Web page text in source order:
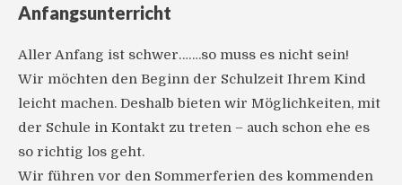
Anfangsunterricht
Aller Anfang ist schwer…….so muss es nicht sein!
Wir möchten den Beginn der Schulzeit Ihrem Kind
leicht machen. Deshalb bieten wir Möglichkeiten, mit
der Schule in Kontakt zu treten – auch schon ehe es
so richtig los geht.
Wir führen vor den Sommerferien des kommenden